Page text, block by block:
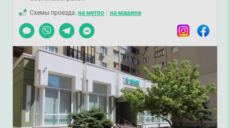
Схемы проезда: на метро / на машине
Чат
Viber TelegramMessenger InstagramFacebook